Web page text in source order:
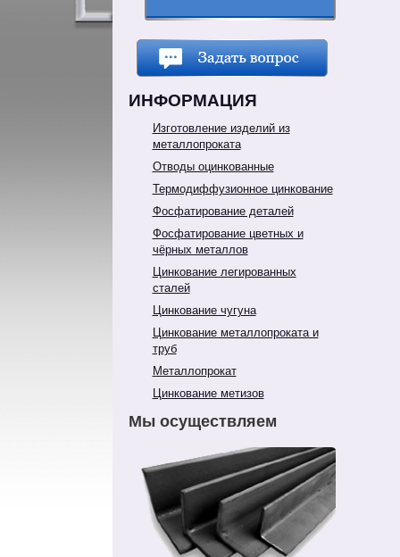
ИНФОРМАЦИЯ
Изготовление изделий из
металлопроката
Отводы оцинкованные
Термодиффузионное цинкование
Фосфатирование деталей
Фосфатирование цветных и
чёрных металлов
Цинкование легированных
сталей
Цинкование чугуна
Цинкование металлопроката и
труб
Металлопрокат
Цинкование метизов
Мы осуществляем